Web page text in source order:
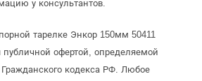
у консультантов.
тарелке Энкор 150мм 50411
публичной офертой, определяемой
кодекса РФ. Любое